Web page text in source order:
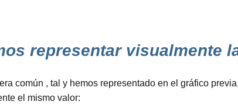
representar visualmente
común , tal y hemos representado en el gráfico
el mismo valor: